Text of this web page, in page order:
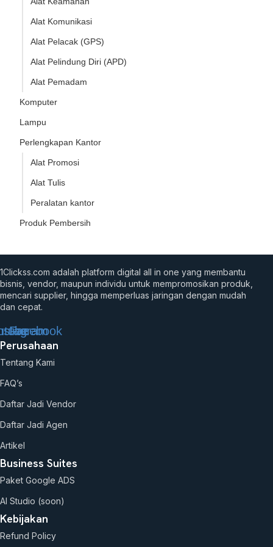
Alat Komunikasi
Alat Pelacak (GPS)
Alat Pelindung Diri (APD)
Alat Pemadam
Komputer
Lampu
Perlengkapan Kantor
Alat Promosi
Alat Tulis
Peralatan kantor
Produk Pembersih
1Clickss.com adalah platform digital all in one yang membantu
bisnis, vendor, maupun individu untuk mempromosikan produk,
mencari supplier, hingga memperluas jaringan dengan mudah
dan cepat.
Facebook
Perusahaan
Tentang Kami
FAQ’s
Daftar Jadi Vendor
Daftar Jadi Agen
Artikel
Business Suites
Paket Google ADS
AI Studio (soon)
Kebijakan
Refund Policy